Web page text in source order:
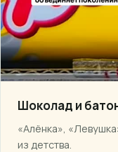
Шоколад и
«Алёнка»,
из детства.